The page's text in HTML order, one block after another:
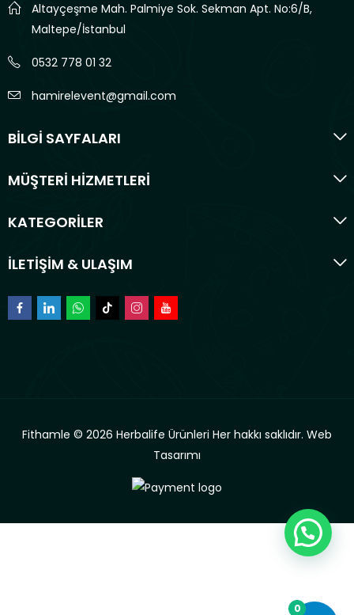
Altayçeşme Mah. Palmiye Sok. Sekman Apt. No:6/B,
Maltepe/İstanbul
0532 778 01 32
hamirelevent@gmail.com
BİLGİ SAYFALARI
MÜŞTERİ HİZMETLERİ
KATEGORİLER
İLETİŞİM & ULAŞIM
Fithamle © 2026 Herbalife Ürünleri Her hakkı saklıdır. Web
Tasarımı
0